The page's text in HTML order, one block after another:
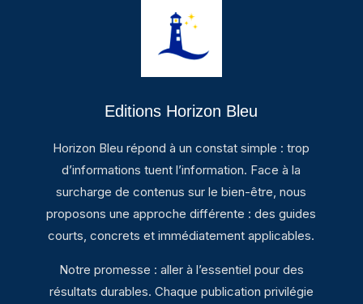
Editions Horizon Bleu
Horizon Bleu répond à un constat simple : trop
d’informations tuent l’information. Face à la
surcharge de contenus sur le bien-être, nous
proposons une approche différente : des guides
courts, concrets et immédiatement applicables.
Notre promesse : aller à l’essentiel pour des
résultats durables. Chaque publication privilégie